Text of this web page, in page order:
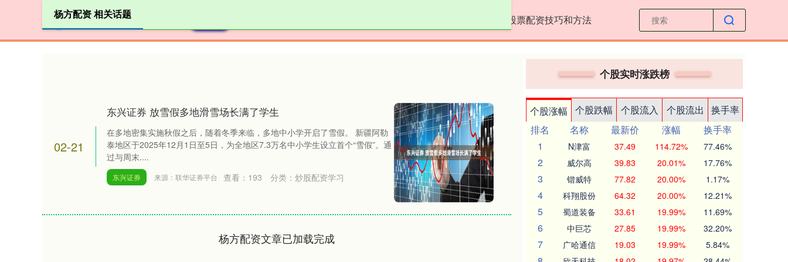
股票配资技巧和方法
杨方配资 相关话题
02-21
东兴证券 放雪假多地滑雪场长满了学生
在多地密集实施秋假之后，随着冬季来临，多地中小学开启了雪假。 新疆阿勒
泰地区于2025年12月1日至5日，为全地区7.3万名中小学生设立首个“雪假”。通
过与周末....
东兴证券 来源：联华证券平台 查看： 193 分类： 炒股配资学习
杨方配资文章已加载完成
个股实时涨跌榜
个股涨幅 个股跌幅 个股流入 个股流出
换手率
排名
名称 最新价 涨幅
换手率
1
N津富 37.49 114.72% 77.46%
2 威尔高 39.83 20.01% 17.76%
3 锴威特 77.82 20.00% 1.17%
4 科翔股份 64.32 20.00% 12.21%
5 蜀道装备 33.61 19.99% 11.69%
6 中巨芯 27.85 19.99% 32.20%
7 广哈通信 19.03 19.99% 5.84%